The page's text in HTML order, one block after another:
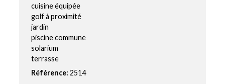
cuisine équipée
golf à proximité
jardin
piscine commune
solarium
terrasse
Référence:2514